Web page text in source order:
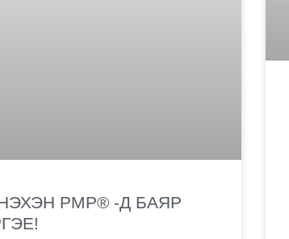
PMP® -Д БАЯР